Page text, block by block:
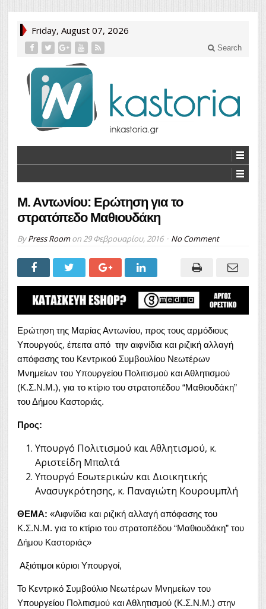
Friday, August 07, 2026
Search
M. Aντωνίου: Ερώτηση για το
στρατόπεδο Μαθιουδάκη
ByPress Roomon 29 Φεβρουαρίου, 2016 No Comment
Ερώτηση της Μαρίας Αντωνίου, προς τους αρμόδιους
Υπουργούς, έπειτα από την αιφνίδια και ριζική αλλαγή
απόφασης του Κεντρικού Συμβουλίου Νεωτέρων
Μνημείων του Υπουργείου Πολιτισμού και Αθλητισμού
(Κ.Σ.Ν.Μ.), για το κτίριο του στρατοπέδου “Μαθιουδάκη”
του Δήμου Καστοριάς.
Προς:
Υπουργό Πολιτισμού και Αθλητισμού, κ.
Αριστείδη Μπαλτά
Υπουργό Εσωτερικών και Διοικητικής
Ανασυγκρότησης, κ. Παναγιώτη Κουρουμπλή
ΘΕΜΑ: «Αιφνίδια και ριζική αλλαγή απόφασης του
Κ.Σ.Ν.Μ. για το κτίριο του στρατοπέδου “Μαθιουδάκη” του
Δήμου Καστοριάς»
Αξιότιμοι κύριοι Υπουργοί,
Το Κεντρικό Συμβούλιο Νεωτέρων Μνημείων του
Υπουργείου Πολιτισμού και Αθλητισμού (Κ.Σ.Ν.Μ.) στην